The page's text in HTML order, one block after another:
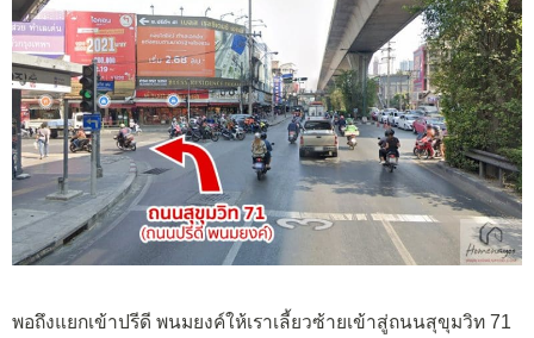
พอถึงแยกเข้าปรีดี พนมยงค์ให้เราเลี้ยวซ้ายเข้าสู่ถนนสุขุมวิท 71